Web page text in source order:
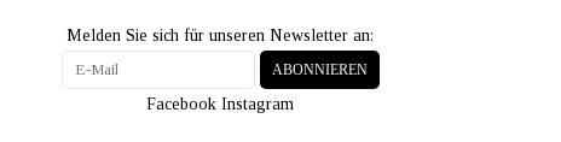
Melden Sie sich für unseren Newsletter an:
ABONNIEREN
Facebook Instagram